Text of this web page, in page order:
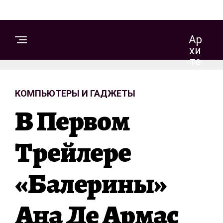
Ар
Хи
Те
КОМПЬЮТЕРЫ И ГАДЖЕТЫ
В Первом
Трейлере
«Балерины»
Ана Де Армас